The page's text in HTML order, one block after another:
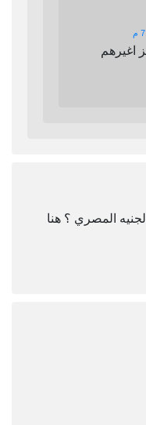
المصري ؟ هنا